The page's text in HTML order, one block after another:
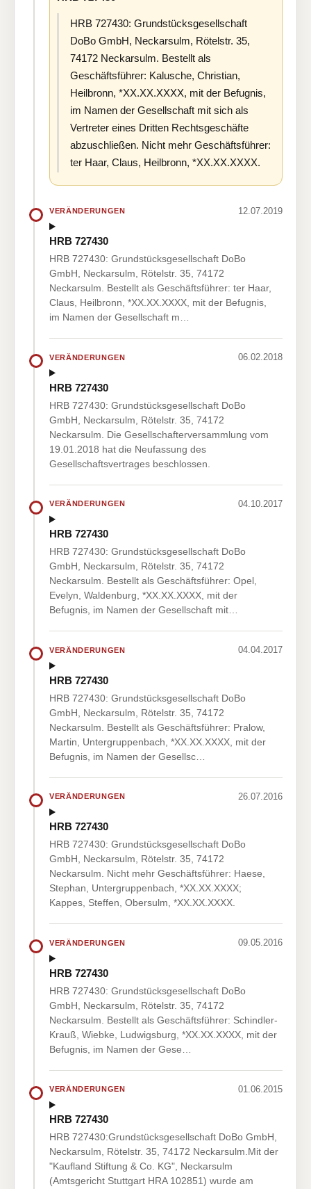
HRB 727430: Grundstücksgesellschaft
DoBo GmbH, Neckarsulm, Rötelstr. 35,
74172 Neckarsulm. Bestellt als
Geschäftsführer: Kalusche, Christian,
Heilbronn, *XX.XX.XXXX, mit der Befugnis,
im Namen der Gesellschaft mit sich als
Vertreter eines Dritten Rechtsgeschäfte
abzuschließen. Nicht mehr Geschäftsführer:
ter Haar, Claus, Heilbronn, *XX.XX.XXXX.
VERÄNDERUNGEN 12.07.2019
HRB 727430
HRB 727430: Grundstücksgesellschaft DoBo
GmbH, Neckarsulm, Rötelstr. 35, 74172
Neckarsulm. Bestellt als Geschäftsführer: ter Haar,
Claus, Heilbronn, *XX.XX.XXXX, mit der Befugnis,
im Namen der Gesellschaft m…
VERÄNDERUNGEN 06.02.2018
HRB 727430
HRB 727430: Grundstücksgesellschaft DoBo
GmbH, Neckarsulm, Rötelstr. 35, 74172
Neckarsulm. Die Gesellschafterversammlung vom
19.01.2018 hat die Neufassung des
Gesellschaftsvertrages beschlossen.
VERÄNDERUNGEN 04.10.2017
HRB 727430
HRB 727430: Grundstücksgesellschaft DoBo
GmbH, Neckarsulm, Rötelstr. 35, 74172
Neckarsulm. Bestellt als Geschäftsführer: Opel,
Evelyn, Waldenburg, *XX.XX.XXXX, mit der
Befugnis, im Namen der Gesellschaft mit…
VERÄNDERUNGEN 04.04.2017
HRB 727430
HRB 727430: Grundstücksgesellschaft DoBo
GmbH, Neckarsulm, Rötelstr. 35, 74172
Neckarsulm. Bestellt als Geschäftsführer: Pralow,
Martin, Untergruppenbach, *XX.XX.XXXX, mit der
Befugnis, im Namen der Gesellsc…
VERÄNDERUNGEN 26.07.2016
HRB 727430
HRB 727430: Grundstücksgesellschaft DoBo
GmbH, Neckarsulm, Rötelstr. 35, 74172
Neckarsulm. Nicht mehr Geschäftsführer: Haese,
Stephan, Untergruppenbach, *XX.XX.XXXX;
Kappes, Steffen, Obersulm, *XX.XX.XXXX.
VERÄNDERUNGEN 09.05.2016
HRB 727430
HRB 727430: Grundstücksgesellschaft DoBo
GmbH, Neckarsulm, Rötelstr. 35, 74172
Neckarsulm. Bestellt als Geschäftsführer: Schindler-
Krauß, Wiebke, Ludwigsburg, *XX.XX.XXXX, mit der
Befugnis, im Namen der Gese…
VERÄNDERUNGEN 01.06.2015
HRB 727430
HRB 727430:Grundstücksgesellschaft DoBo GmbH,
Neckarsulm, Rötelstr. 35, 74172 Neckarsulm.Mit der
"Kaufland Stiftung & Co. KG", Neckarsulm
(Amtsgericht Stuttgart HRA 102851) wurde am